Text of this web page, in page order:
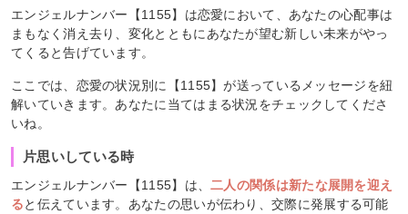
エンジェルナンバー【1155】は恋愛において、あなたの心配事は
まもなく消え去り、変化とともにあなたが望む新しい未来がやっ
てくると告げています。
ここでは、恋愛の状況別に【1155】が送っているメッセージを紐
解いていきます。あなたに当てはまる状況をチェックしてくださ
いね。
片思いしている時
エンジェルナンバー【1155】は、二人の関係は新たな展開を迎え
ると伝えています。あなたの思いが伝わり、交際に発展する可能